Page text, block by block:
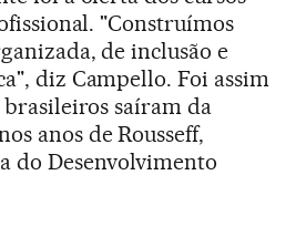
"Construímos
de inclusão e
diz Campello. Foi assim
saíram da
anos de Rousseff,
do Desenvolvimento